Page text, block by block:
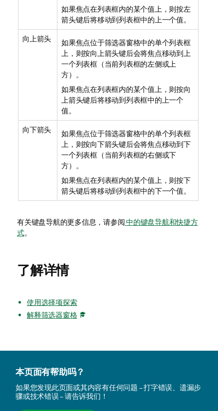
如果焦点在列表框内的某个值上，则按左
箭头键后将移动到列表框中的上一个值。
向上箭头
如果焦点位于筛选器窗格中的单个列表框
上，则按向上箭头键后会将焦点移动到上
一个列表框（当前列表框的左侧或上
方）。
如果焦点在列表框内的某个值上，则按向
上箭头键后将移动到列表框中的上一个
值。
向下箭头
如果焦点位于筛选器窗格中的单个列表框
上，则按向下箭头键后会将焦点移动到下
一个列表框（当前列表框的右侧或下
方）。
如果焦点在列表框内的某个值上，则按下
箭头键后将移动到列表框中的下一个值。
有关键盘导航的更多信息，请参阅中的键盘导航和快捷方
式。
了解详情
使用选择项探索
解释筛选器窗格
本页面有帮助吗？
如果您发现此页面或其内容有任何问题 – 打字错误、遗漏步
骤或技术错误 – 请告诉我们！